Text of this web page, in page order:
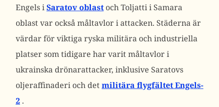
Engels iSaratov oblastoch Toljatti i Samara
oblast var också måltavlor i attacken. Städerna är
värdar för viktiga ryska militära och industriella
platser som tidigare har varit måltavlor i
ukrainska drönarattacker, inklusive Saratovs
oljeraffinaderi och detmilitära flygfältet Engels-
2 .